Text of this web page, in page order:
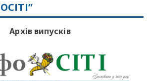
Архів випусків